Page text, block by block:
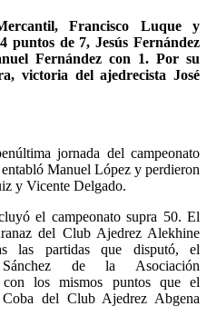
Francisco Luque y
puntos de 7, Jesús Fernández
Fernández con 1. Por su
victoria del ajedrecista José
jornada del campeonato
Manuel López y perdieron
y Vicente Delgado.
el campeonato supra 50. El
del Club Ajedrez Alekhine
las partidas que disputó, el
de la Asociación
los mismos puntos que el
del Club Ajedrez Abgena